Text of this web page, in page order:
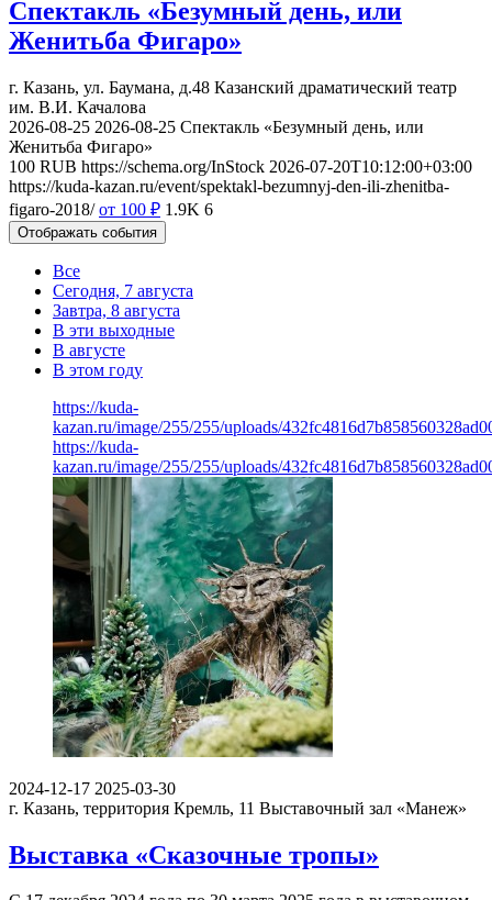
Спектакль «Безумный день, или
Женитьба Фигаро»
г. Казань, ул. Баумана, д.48 Казанский драматический театр
им. В.И. Качалова
2026-08-25 2026-08-25 Спектакль «Безумный день, или
Женитьба Фигаро»
100 RUB https://schema.org/InStock 2026-07-20T10:12:00+03:00
https://kuda-kazan.ru/event/spektakl-bezumnyj-den-ili-zhenitba-
figaro-2018/ от 100 ₽ 1.9K 6
Отображать события
Все
Сегодня, 7 августа
Завтра, 8 августа
В эти выходные
В августе
В этом году
https://kuda-
kazan.ru/image/255/255/uploads/
https://kuda-
kazan.ru/image/255/255/uploads/
2024-12-17 2025-03-30
г. Казань, территория Кремль, 11 Выставочный зал «Манеж»
Выставка «Сказочные тропы»